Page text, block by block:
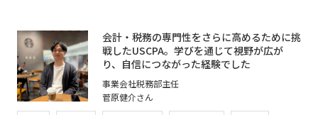
会計・税務の専門性をさらに高めるために挑
戦したUSCPA。学びを通じて視野が広が
り、自信につながった経験でした
事業会社税務部主任
菅原健介さん